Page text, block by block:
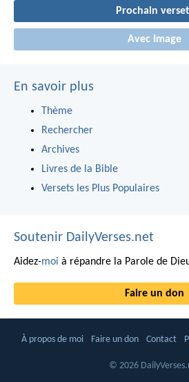
Prochain
Avec Image
En savoir plus
Thème
Rechercher
Archives
Livres de la Bible
Versets les Plus Populaires
Soutenir DailyVerses.net
Aidez-moi à répandre la Parole de
Faire un don
À propos de moi Faire un don Contact
© 2026